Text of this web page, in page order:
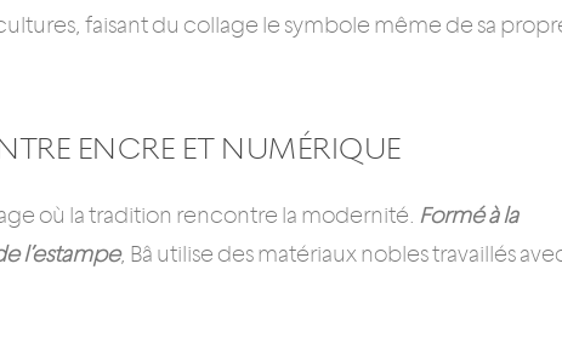
faisant du collage le symbole même de sa
ENCRE ET NUMÉRIQUE
où la tradition rencontre la modernité. Formé à la
l’estampe, Bâ utilise des matériaux nobles travaillés